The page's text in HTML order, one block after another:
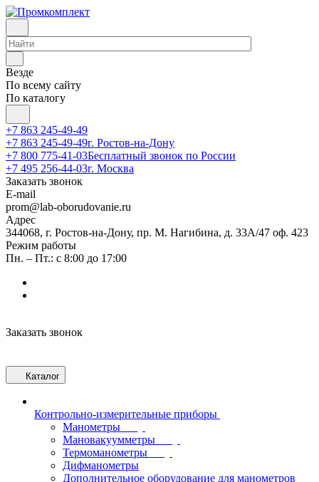
Везде
По всему сайту
По каталогу
+7 863 245-49-49
+7 863 245-49-49г. Ростов-на-Дону
+7 800 775-41-03Бесплатный звонок по России
+7 495 256-44-03г. Москва
Заказать звонок
E-mail
prom@lab-oborudovanie.ru
Адрес
344068, г. Ростов-на-Дону, пр. М. Нагибина, д. 33А/47 оф. 423
Режим работы
Пн. – Пт.: с 8:00 до 17:00
Заказать звонок
Каталог
Контрольно-измерительные приборы
Манометры
Мановакуумметры
Термоманометры
Дифманометры
Дополнительное оборудование для манометров